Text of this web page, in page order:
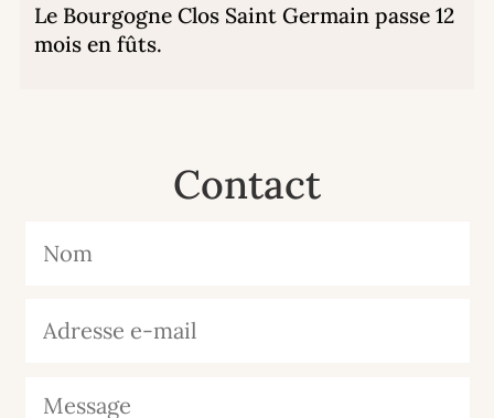
Le Bourgogne Clos Saint Germain passe 12
mois en fûts.
Contact